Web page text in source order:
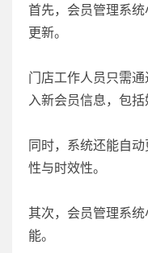
首先，会员管理系
更新。
门店工作人员只需
入新会员信息，包
同时，系统还能自
性与时效性。
其次，会员管理系
能。